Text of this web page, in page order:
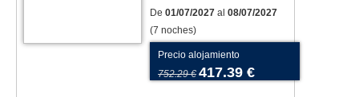
De 01/07/2027 al 08/07/2027
(7 noches)
Precio alojamiento
752.29 € 417.39 €